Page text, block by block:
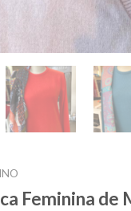
Feminina de